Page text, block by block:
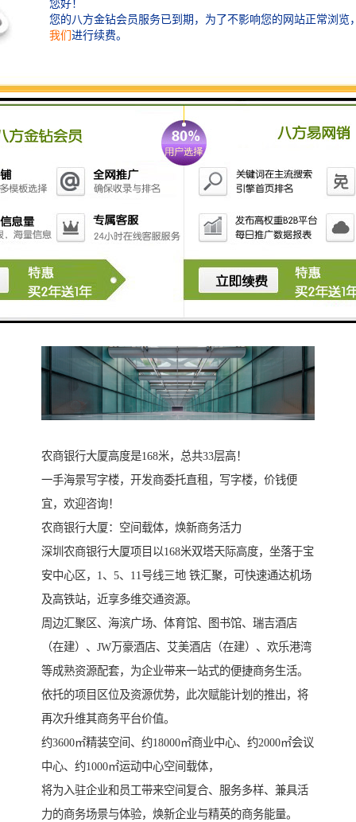
一、楼盘参数
1、占地面积：7665.64平方
4、楼盘层数：地上33层，地下6层
5、容 积 率：7.42
7、标准层高：4.5米
8、停 车 位：498个
9、开 发 商：深圳农村商业银行股份有限公司
农商银行大厦高度是168米，总共33层高！
一手海景写字楼，开发商委托直租，写字楼，价钱便
宜，欢迎咨询！
农商银行大厦：空间载体，焕新商务活力
深圳农商银行大厦项目以168米双塔天际高度，坐落于宝
安中心区，1、5、11号线三地 铁汇聚，可快速通达机场
及高铁站，近享多维交通资源。
周边汇聚区、海滨广场、体育馆、图书馆、瑞吉酒店
（在建）、JW万豪酒店、艾美酒店（在建）、欢乐港湾
等成熟资源配套，为企业带来一站式的便捷商务生活。
依托的项目区位及资源优势，此次赋能计划的推出，将
再次升维其商务平台价值。
约3600㎡精装空间、约18000㎡商业中心、约2000㎡会议
中心、约1000㎡运动中心空间载体，
将为入驻企业和员工带来空间复合、服务多样、兼具活
力的商务场景与体验，焕新企业与精英的商务能量。